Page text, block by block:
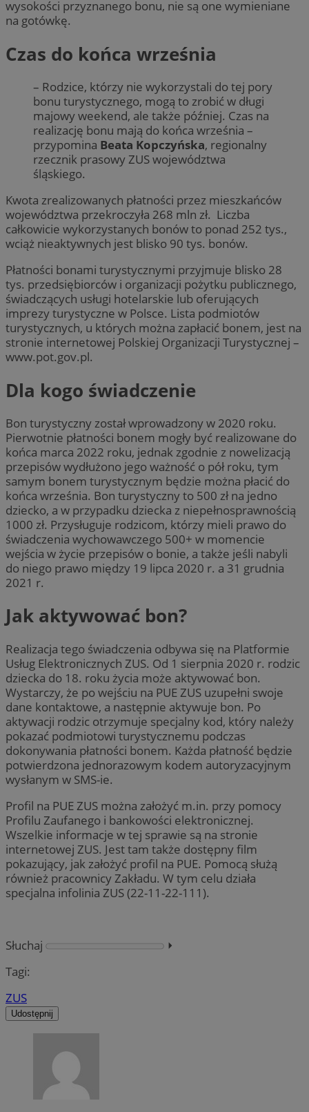
wysokości przyznanego bonu, nie są one wymieniane
na gotówkę.
Czas do końca września
– Rodzice, którzy nie wykorzystali do tej pory
bonu turystycznego, mogą to zrobić w długi
majowy weekend, ale także później. Czas na
realizację bonu mają do końca września –
przypomina Beata Kopczyńska, regionalny
rzecznik prasowy ZUS województwa
śląskiego.
Kwota zrealizowanych płatności przez mieszkańców
województwa przekroczyła 268 mln zł. Liczba
całkowicie wykorzystanych bonów to ponad 252 tys.,
wciąż nieaktywnych jest blisko 90 tys. bonów.
Płatności bonami turystycznymi przyjmuje blisko 28
tys. przedsiębiorców i organizacji pożytku publicznego,
świadczących usługi hotelarskie lub oferujących
imprezy turystyczne w Polsce. Lista podmiotów
turystycznych, u których można zapłacić bonem, jest na
stronie internetowej Polskiej Organizacji Turystycznej –
www.pot.gov.pl.
Dla kogo świadczenie
Bon turystyczny został wprowadzony w 2020 roku.
Pierwotnie płatności bonem mogły być realizowane do
końca marca 2022 roku, jednak zgodnie z nowelizacją
przepisów wydłużono jego ważność o pół roku, tym
samym bonem turystycznym będzie można płacić do
końca września. Bon turystyczny to 500 zł na jedno
dziecko, a w przypadku dziecka z niepełnosprawnością
1000 zł. Przysługuje rodzicom, którzy mieli prawo do
świadczenia wychowawczego 500+ w momencie
wejścia w życie przepisów o bonie, a także jeśli nabyli
do niego prawo między 19 lipca 2020 r. a 31 grudnia
2021 r.
Jak aktywować bon?
Realizacja tego świadczenia odbywa się na Platformie
Usług Elektronicznych ZUS. Od 1 sierpnia 2020 r. rodzic
dziecka do 18. roku życia może aktywować bon.
Wystarczy, że po wejściu na PUE ZUS uzupełni swoje
dane kontaktowe, a następnie aktywuje bon. Po
aktywacji rodzic otrzymuje specjalny kod, który należy
pokazać podmiotowi turystycznemu podczas
dokonywania płatności bonem. Każda płatność będzie
potwierdzona jednorazowym kodem autoryzacyjnym
wysłanym w SMS-ie.
Profil na PUE ZUS można założyć m.in. przy pomocy
Profilu Zaufanego i bankowości elektronicznej.
Wszelkie informacje w tej sprawie są na stronie
internetowej ZUS. Jest tam także dostępny film
pokazujący, jak założyć profil na PUE. Pomocą służą
również pracownicy Zakładu. W tym celu działa
specjalna infolinia ZUS (22-11-22-111).
Słuchaj
⏵︎
Tagi:
ZUS
Udostępnij